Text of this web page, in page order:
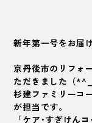
新年第一号をお届
京丹後市のリフォ
ただきました（
杉建ファミリーコ
が担当です。
「ケア･すぎけん